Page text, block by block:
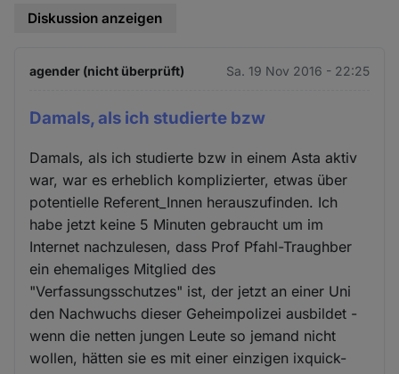
Diskussion anzeigen
agender (nicht überprüft) Sa. 19 Nov 2016 - 22:25
Damals, als ich studierte bzw
Damals, als ich studierte bzw in einem Asta aktiv
war, war es erheblich komplizierter, etwas über
potentielle Referent_Innen herauszufinden. Ich
habe jetzt keine 5 Minuten gebraucht um im
Internet nachzulesen, dass Prof Pfahl-Traughber
ein ehemaliges Mitglied des
"Verfassungsschutzes" ist, der jetzt an einer Uni
den Nachwuchs dieser Geheimpolizei ausbildet -
wenn die netten jungen Leute so jemand nicht
wollen, hätten sie es mit einer einzigen ixquick-